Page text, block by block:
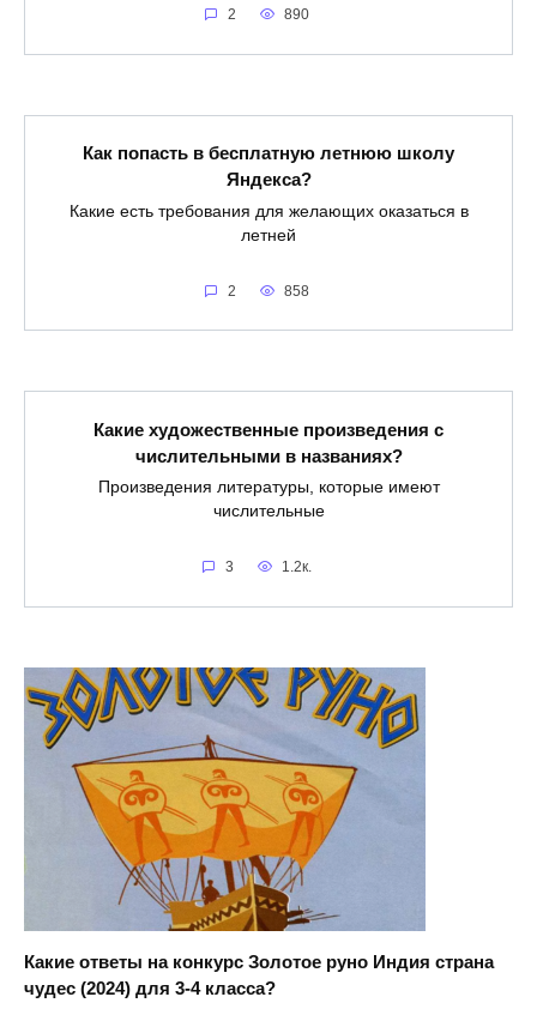
2 890
Как попасть в бесплатную летнюю школу
Яндекса?
Какие есть требования для желающих оказаться в
летней
2 858
Какие художественные произведения с
числительными в названиях?
Произведения литературы, которые имеют
числительные
3 1.2к.
Какие ответы на конкурс Золотое руно Индия страна
чудес (2024) для 3-4 класса?